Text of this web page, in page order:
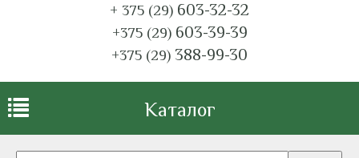
+ 375 (29) 603-32-32
+375 (29)603-39-39
+375 (29) 388-99-30
Каталог